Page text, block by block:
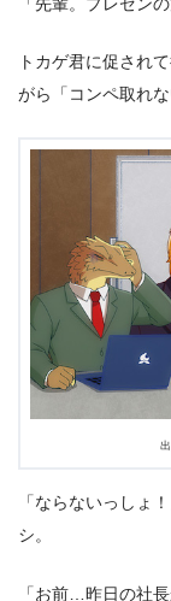
トカゲ君に促され
がら「コンペ取れ
「ならないっしょ
シ。
「お前…昨日の社